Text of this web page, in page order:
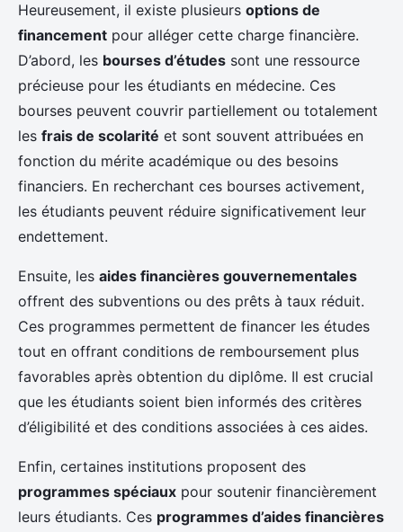
Heureusement, il existe plusieurs options de
financement pour alléger cette charge financière.
D’abord, les bourses d’études sont une ressource
précieuse pour les étudiants en médecine. Ces
bourses peuvent couvrir partiellement ou totalement
les frais de scolarité et sont souvent attribuées en
fonction du mérite académique ou des besoins
financiers. En recherchant ces bourses activement,
les étudiants peuvent réduire significativement leur
endettement.
Ensuite, les aides financières gouvernementales
offrent des subventions ou des prêts à taux réduit.
Ces programmes permettent de financer les études
tout en offrant conditions de remboursement plus
favorables après obtention du diplôme. Il est crucial
que les étudiants soient bien informés des critères
d’éligibilité et des conditions associées à ces aides.
Enfin, certaines institutions proposent des
programmes spéciaux pour soutenir financièrement
leurs étudiants. Ces programmes d’aides financières